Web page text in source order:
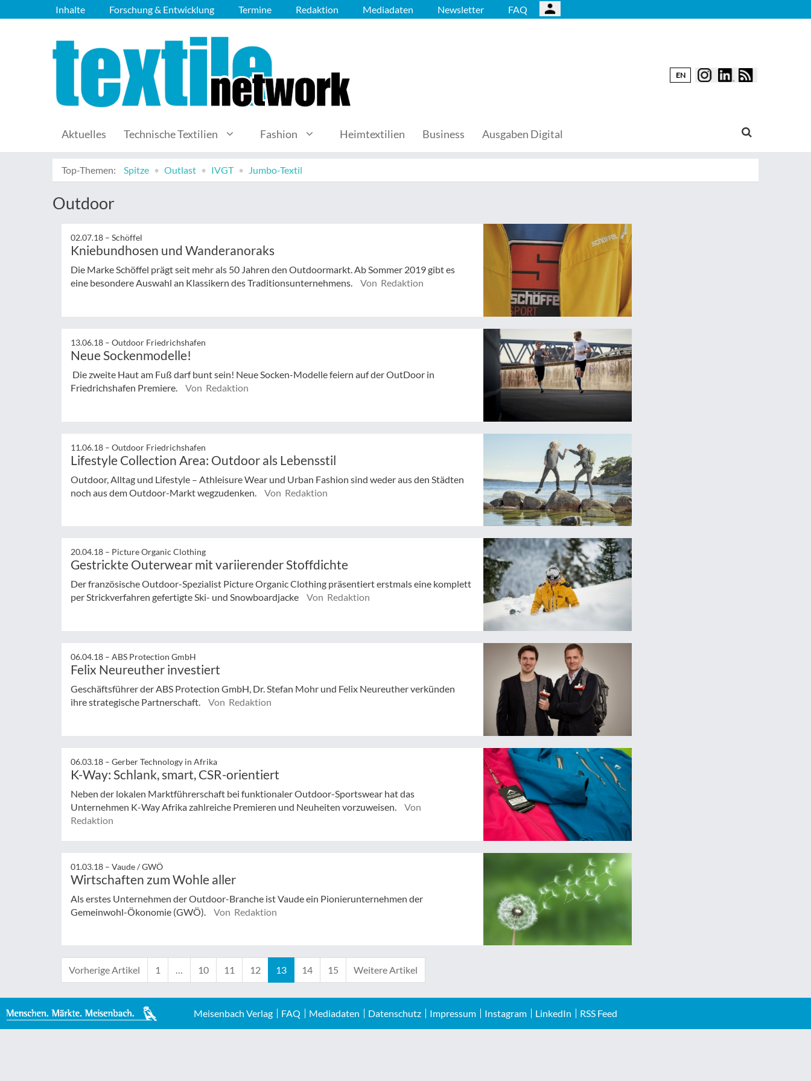
Inhalte Forschung & Entwicklung Termine Redaktion Mediadaten Newsletter FAQ
EN
Aktuelles Technische Textilien Fashion Heimtextilien Business Ausgaben Digital
Top-Themen: Spitze Outlast IVGT Jumbo-Textil
Outdoor
02.07.18 – Schöffel
Kniebundhosen und Wanderanoraks
Die Marke Schöffel prägt seit mehr als 50 Jahren den Outdoormarkt. Ab Sommer 2019 gibt es
eine besondere Auswahl an Klassikern des Traditionsunternehmens.
Von Redaktion
13.06.18 – Outdoor Friedrichshafen
Neue Sockenmodelle!
Die zweite Haut am Fuß darf bunt sein! Neue Socken-Modelle feiern auf der OutDoor in
Friedrichshafen Premiere.
Von Redaktion
11.06.18 – Outdoor Friedrichshafen
Lifestyle Collection Area: Outdoor als Lebensstil
Outdoor, Alltag und Lifestyle – Athleisure Wear und Urban Fashion sind weder aus den Städten
noch aus dem Outdoor-Markt wegzudenken.
Von Redaktion
20.04.18 – Picture Organic Clothing
Gestrickte Outerwear mit variierender Stoffdichte
Der französische Outdoor-Spezialist Picture Organic Clothing präsentiert erstmals eine komplett
per Strickverfahren gefertigte Ski- und Snowboardjacke
Von Redaktion
06.04.18 – ABS Protection GmbH
Felix Neureuther investiert
Geschäftsführer der ABS Protection GmbH, Dr. Stefan Mohr und Felix Neureuther verkünden
ihre strategische Partnerschaft.
Von Redaktion
06.03.18 – Gerber Technology in Afrika
K-Way: Schlank, smart, CSR-orientiert
Neben der lokalen Marktführerschaft bei funktionaler Outdoor-Sportswear hat das
Unternehmen K-Way Afrika zahlreiche Premieren und Neuheiten vorzuweisen.
Von
Redaktion
01.03.18 – Vaude / GWÖ
Wirtschaften zum Wohle aller
Als erstes Unternehmen der Outdoor-Branche ist Vaude ein Pionierunternehmen der
Gemeinwohl-Ökonomie (GWÖ).
Von Redaktion
Vorherige Artikel 1 … 10 11 12 13 14 15 Weitere Artikel
Meisenbach Verlag FAQ Mediadaten Datenschutz Impressum Instagram LinkedIn RSS Feed